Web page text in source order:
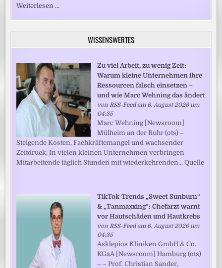
Weiterlesen …
WISSENSWERTES
Zu viel Arbeit, zu wenig Zeit:
Warum kleine Unternehmen ihre
Ressourcen falsch einsetzen –
und wie Marc Wehning das ändert
vonRSS-Feedam 6. August 2026 um
04:35
Marc Wehning [Newsroom]
Mülheim an der Ruhr (ots) –
Steigende Kosten, Fachkräftemangel und wachsender
Zeitdruck: In vielen kleinen Unternehmen verbringen
Mitarbeitende täglich Stunden mit wiederkehrenden... Quelle
TikTok-Trends „Sweet Sunburn“
& „Tanmaxxing“: Chefarzt warnt
vor Hautschäden und Hautkrebs
vonRSS-Feedam 6. August 2026 um
04:35
Asklepios Kliniken GmbH & Co.
KGaA [Newsroom] Hamburg (ots)
– – Prof. Christian Sander,